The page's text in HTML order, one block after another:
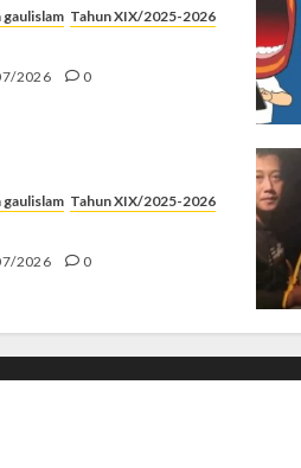
Tahun XIX/2025-2026
2026 0
Tahun XIX/2025-2026
2026 0